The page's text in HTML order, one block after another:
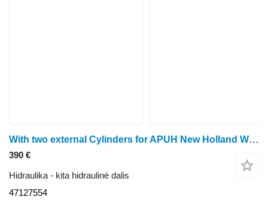
With two external Cylinders for APUH New Holland With two external Cylinders for APUH 47127554 traktoriaus
390 €
Hidraulika - kita hidraulinė dalis
47127554